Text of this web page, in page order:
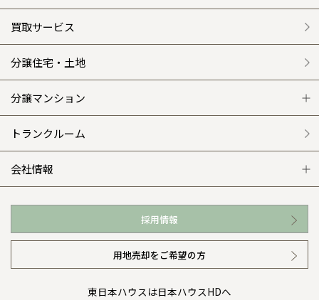
クレステージ
施工事例
平屋の家
外観・インテリア集
WEB住宅展示場
お近くの展示場
イベント情報
リフォームメニュー
選ばれる理由
リフォームの流れ
介護保険利用で快適リフォーム
カタログ請求（無料）
資産活用 トップ
賃貸併用住宅のメリット
安心のサポートシステム
商品紹介
展示場案内
買取サービス
分譲住宅・土地
分譲マンション
分譲マンション トップ
ワザックとは
高い信頼性
安心の管理体制
トランクルーム
会社情報
会社情報 トップ
ニュースリリース
採用情報
用地売却をご希望の方
東日本ハウスは日本ハウスHDへ